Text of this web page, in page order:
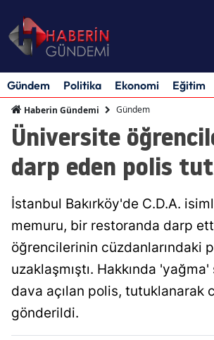
Gündem Politika Ekonomi Eğitim
Haberin Gündemi Gündem
Üniversite
darp eden polis
İstanbul Bakırköy'de C.D.A.
memuru, bir restoranda darp
öğrencilerinin cüzdanlarındaki
uzaklaşmıştı. Hakkında
dava açılan polis, tutuklanarak
gönderildi.